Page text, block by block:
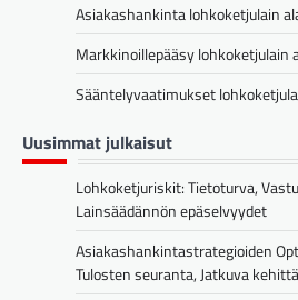
Asiakashankinta lohkoketjulain
Markkinoillepääsy lohkoketjulain
Sääntelyvaatimukset
Uusimmat julkaisut
Lohkoketjuriskit: Tietoturva,
Lainsäädännön epäselvyydet
Asiakashankintastrategioiden
Tulosten seuranta, Jatkuva